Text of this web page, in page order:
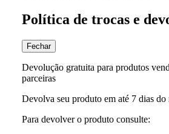
Política de trocas e
Fechar
Devolução gratuita para produtos
parceiras
Devolva seu produto em até 7 dias do
Para devolver o produto consulte: